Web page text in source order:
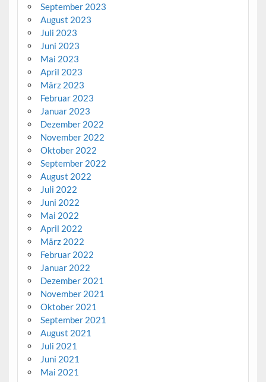
September 2023
August 2023
Juli 2023
Juni 2023
Mai 2023
April 2023
März 2023
Februar 2023
Januar 2023
Dezember 2022
November 2022
Oktober 2022
September 2022
August 2022
Juli 2022
Juni 2022
Mai 2022
April 2022
März 2022
Februar 2022
Januar 2022
Dezember 2021
November 2021
Oktober 2021
September 2021
August 2021
Juli 2021
Juni 2021
Mai 2021